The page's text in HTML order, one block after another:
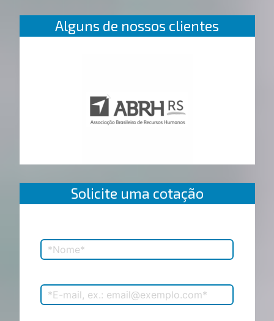
Alguns de nossos clientes
Solicite uma cotação